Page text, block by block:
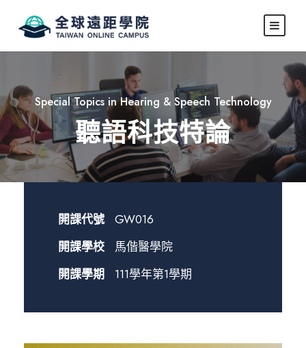
Special Topics in Hearing & Speech Technology
聽語科技特論
開課代號
GW016
開課學校
馬偕醫學院
開課學期
111學年第1學期